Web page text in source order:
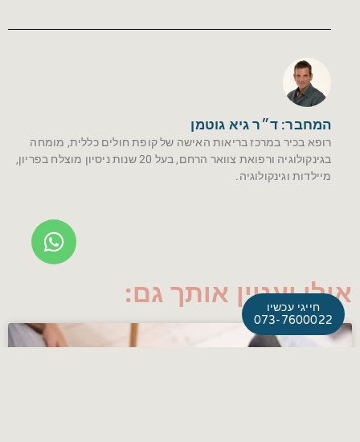
המחבר: ד״ר גיא גוטמן
רופא בכיר במרכז בריאות האישה של קופת חולים כללית, מומחה
בגינקולוגיה ורפואת צוואר הרחם, בעל 20 שנות ניסיון מוצלח בפריון,
מיילדות וגינקולוגיה.
אולי יעניין אותך גם:
חייגי עכשיו
073-7600022